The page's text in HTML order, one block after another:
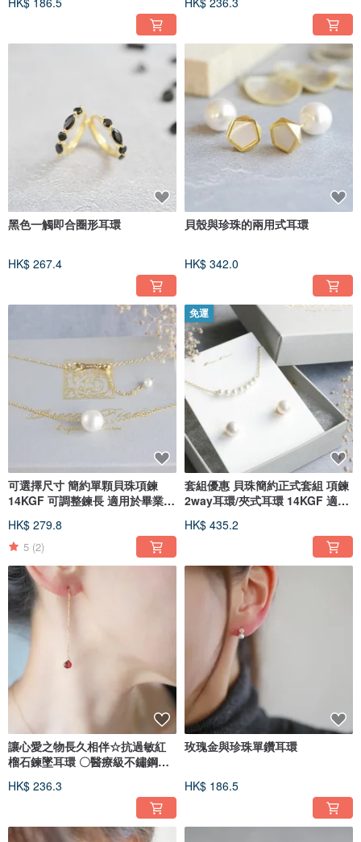
黑色一觸即合圈形耳環
HK$ 267.4
貝殼與珍珠的兩用式耳環
HK$ 342.0
可選擇尺寸 簡約單顆貝珠項鍊
14KGF 可調整鍊長 適用於畢業、
HK$ 279.8
5 (2)
免運
套組優惠 貝珠簡約正式套組 項鍊
2way耳環/夾式耳環 14KGF 適用
HK$ 435.2
讓心愛之物長久相伴☆抗過敏紅
榴石鍊墜耳環 〇醫療級不鏽鋼
HK$ 236.3
玫瑰金與珍珠單鑽耳環
HK$ 186.5